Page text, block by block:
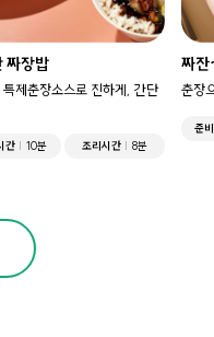
짜장밥
특제춘장소스로 진하게, 간단
간 10분 조리시간 8분
짜잔
춘장
준